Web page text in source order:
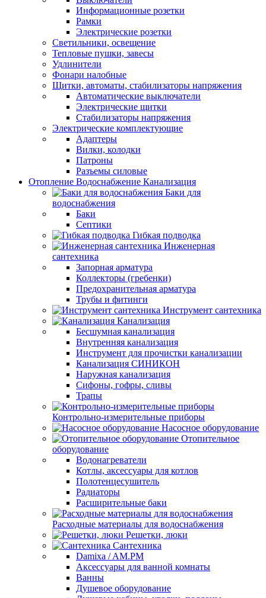
Информационные розетки
Рамки
Электрические розетки
Светильники, освещение
Тепловые пушки, завесы
Удлинители
Фонари налобные
Щитки, автоматы, стабилизаторы напряжения
Автоматические выключатели
Электрические щитки
Стабилизаторы напряжения
Электрические комплектующие
Адаптеры
Вилки, колодки
Патроны
Разъемы силовые
Отопление Водоснабжение Канализация
Баки для
водоснабжения
Баки
Септики
Гибкая подводка
Инженерная
сантехника
Запорная арматура
Коллекторы (гребенки)
Предохранительная арматура
Трубы и фитинги
Инструмент сантехника
Канализация
Бесшумная канализация
Внутренняя канализация
Инструмент для прочистки канализации
Канализация СИНИКОН
Наружная канализация
Сифоны, гофры, сливы
Трапы
Контрольно-измерительные приборы
Насосное оборудование
Отопительное
оборудование
Водонагреватели
Котлы, аксессуары для котлов
Полотенцесушитель
Радиаторы
Расширительные баки
Расходные материалы для водоснабжения
Решетки, люки
Сантехника
Damixa / AM.PM
Аксессуары для ванной комнаты
Ванны
Душевое оборудование